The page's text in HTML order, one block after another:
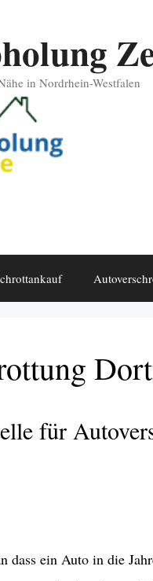
in Nordrhein-Westfalen
für
dass ein Auto in die